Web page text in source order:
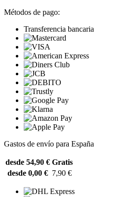
Métodos de pago:
Transferencia bancaria
Gastos de envío para España
desde 54,90 € Gratis
desde 0,00 € 7,90 €